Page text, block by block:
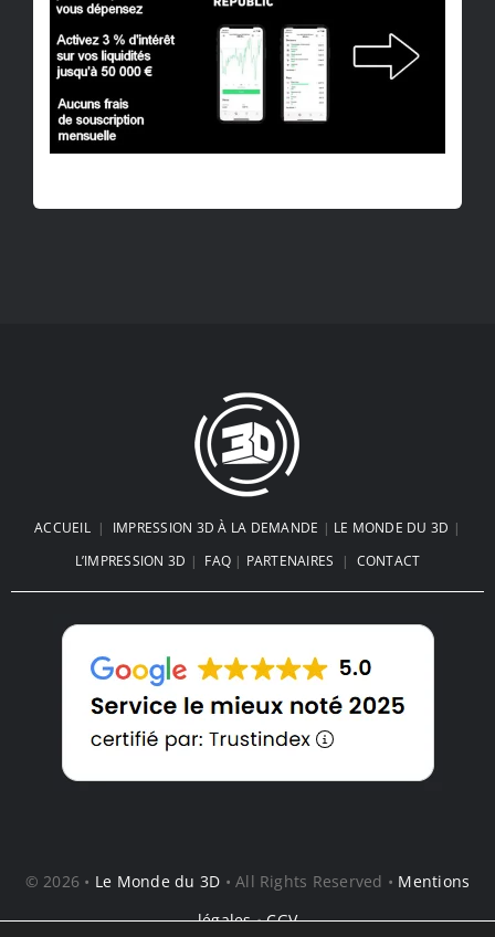
ACCUEIL| IMPRESSION 3D À LA DEMANDE | LE MONDE DU 3D |
L’IMPRESSION 3D | FAQ | PARTENAIRES | CONTACT
© 2026 • Le Monde du 3D • All Rights Reserved • Mentions
légales•CGV